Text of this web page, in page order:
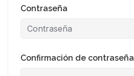
Contraseña
Confirmación de contraseña